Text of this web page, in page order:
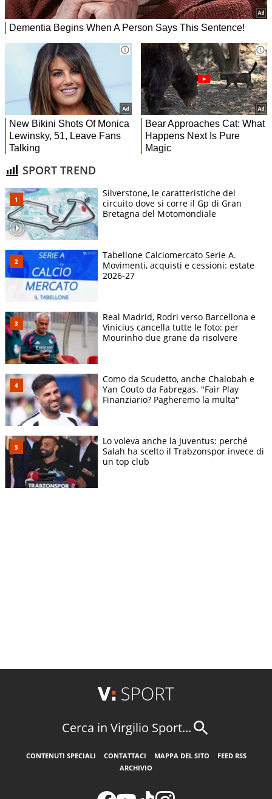
SPORT TREND
Silverstone, le caratteristiche del
circuito dove si corre il Gp di Gran
Bretagna del Motomondiale
Tabellone Calciomercato Serie A.
Movimenti, acquisti e cessioni: estate
2026-27
Real Madrid, Rodri verso Barcellona e
Vinicius cancella tutte le foto: per
Mourinho due grane da risolvere
Como da Scudetto, anche Chalobah e
Yan Couto da Fabregas. "Fair Play
Finanziario? Pagheremo la multa"
Lo voleva anche la Juventus: perché
Salah ha scelto il Trabzonspor invece di
un top club
Cerca in Virgilio Sport...
CONTENUTI SPECIALI CONTATTACI MAPPA DEL SITO
FEED RSS
ARCHIVIO